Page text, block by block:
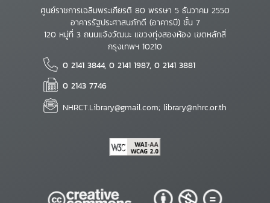
ศูนย์ราชการเฉลิมพระเกียรติ 80 พรรษา 5 ธันวาคม 2550
อาคารรัฐประศาสนภักดี (อาคารบี) ชั้น 7
120 หมู่ที่ 3 ถนนแจ้งวัฒนะ แขวงทุ่งสองห้อง เขตหลักสี่
กรุงเทพฯ 10210
0 2141 3844, 0 2141 1987, 0 2141 3881
0 2143 7746
NHRCT.Library@gmail.com; library@nhrc.or.th